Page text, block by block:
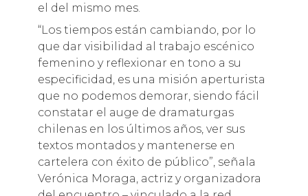
el del mismo mes.
“Los tiempos están cambiando, por lo
que dar visibilidad al trabajo escénico
femenino y reflexionar en tono a su
especificidad, es una misión aperturista
que no podemos demorar, siendo fácil
constatar el auge de dramaturgas
chilenas en los últimos años, ver sus
textos montados y mantenerse en
cartelera con éxito de público”, señala
Verónica Moraga, actriz y organizadora